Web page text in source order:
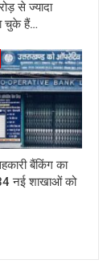
से ज्यादा
चुके हैं…
बैंकिंग का
34 नई शाखाओं को